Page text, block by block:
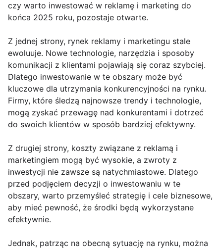
czy warto inwestować w reklamę i marketing do
końca 2025 roku, pozostaje otwarte.
Z jednej strony, rynek reklamy i marketingu stale
ewoluuje. Nowe technologie, narzędzia i sposoby
komunikacji z klientami pojawiają się coraz szybciej.
Dlatego inwestowanie w te obszary może być
kluczowe dla utrzymania konkurencyjności na rynku.
Firmy, które śledzą najnowsze trendy i technologie,
mogą zyskać przewagę nad konkurentami i dotrzeć
do swoich klientów w sposób bardziej efektywny.
Z drugiej strony, koszty związane z reklamą i
marketingiem mogą być wysokie, a zwroty z
inwestycji nie zawsze są natychmiastowe. Dlatego
przed podjęciem decyzji o inwestowaniu w te
obszary, warto przemyśleć strategię i cele biznesowe,
aby mieć pewność, że środki będą wykorzystane
efektywnie.
Jednak, patrząc na obecną sytuację na rynku, można